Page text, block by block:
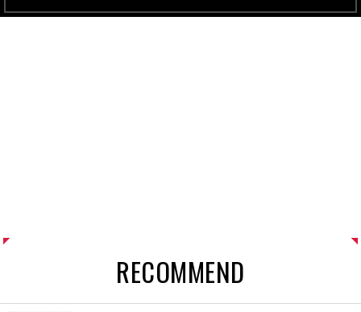
RECOMMEND